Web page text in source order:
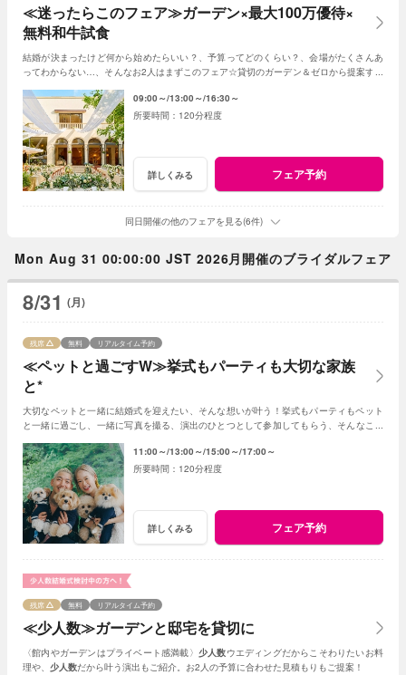
≪迷ったらこのフェア≫ガーデン×最大100万優待×
無料和牛試食
結婚が決まったけど何から始めたらいい？、予算ってどのくらい？、会場がたくさんあ
ってわからない…、そんなお2人はまずこのフェア☆貸切のガーデン＆ゼロから提案する
09:00～ 13:00～ 16:30～
120分程度
詳しくみる フェア予約
同日開催の他のフェアを見る(6件)
Mon Aug 31 00:00:00 JST 2026月開催のブライダルフェア
8/31 (月)
≪ペットと過ごすW≫挙式もパーティも大切な家族
と*
残席 無料 リアルタイム予約
大切なペットと一緒に結婚式を迎えたい、そんな想いが叶う！挙式もパーティもペット
と一緒に過ごし、一緒に写真を撮る、演出のひとつとして参加してもらう、そんなこと
11:00～ 13:00～ 15:00～ 17:00～
120分程度
詳しくみる フェア予約
≪少人数≫ガーデンと邸宅を貸切に
残席 無料 リアルタイム予約
〈館内やガーデンはプライベート感満載〉 少人数ウエディングだからこそわりたいお料
理や、 少人数だから叶う演出もご紹介。お2人の予算に合わせた見積もりもご提案！